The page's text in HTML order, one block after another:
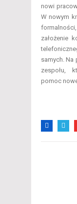
nowi
W nowym
założenie
samych. Na
zespołu,
pomoc